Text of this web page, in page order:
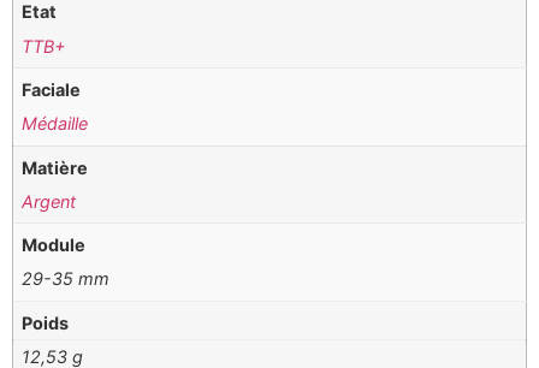
Etat
TTB+
Faciale
Médaille
Matière
Argent
Module
29-35 mm
Poids
12,53 g